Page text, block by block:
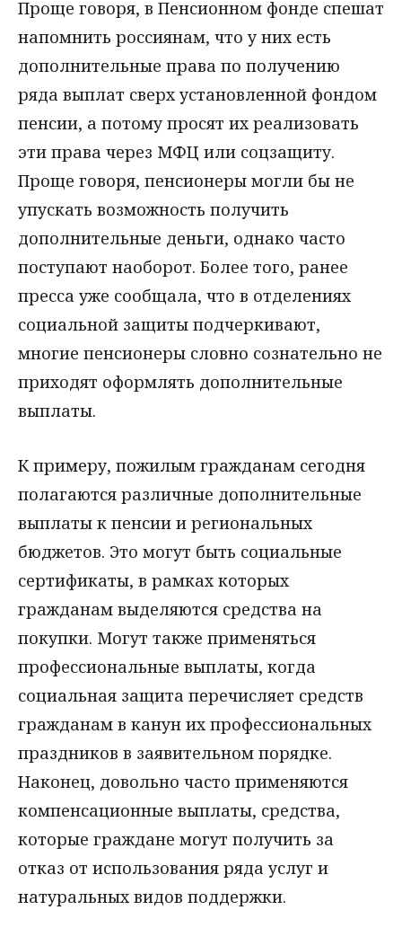
Проще говоря, в Пенсионном фонде спешат
напомнить россиянам, что у них есть
дополнительные права по получению
ряда выплат сверх установленной фондом
пенсии, а потому просят их реализовать
эти права через МФЦ или соцзащиту.
Проще говоря, пенсионеры могли бы не
упускать возможность получить
дополнительные деньги, однако часто
поступают наоборот. Более того, ранее
пресса уже сообщала, что в отделениях
социальной защиты подчеркивают,
многие пенсионеры словно сознательно не
приходят оформлять дополнительные
выплаты.
К примеру, пожилым гражданам сегодня
полагаются различные дополнительные
выплаты к пенсии и региональных
бюджетов. Это могут быть социальные
сертификаты, в рамках которых
гражданам выделяются средства на
покупки. Могут также применяться
профессиональные выплаты, когда
социальная защита перечисляет средств
гражданам в канун их профессиональных
праздников в заявительном порядке.
Наконец, довольно часто применяются
компенсационные выплаты, средства,
которые граждане могут получить за
отказ от использования ряда услуг и
натуральных видов поддержки.